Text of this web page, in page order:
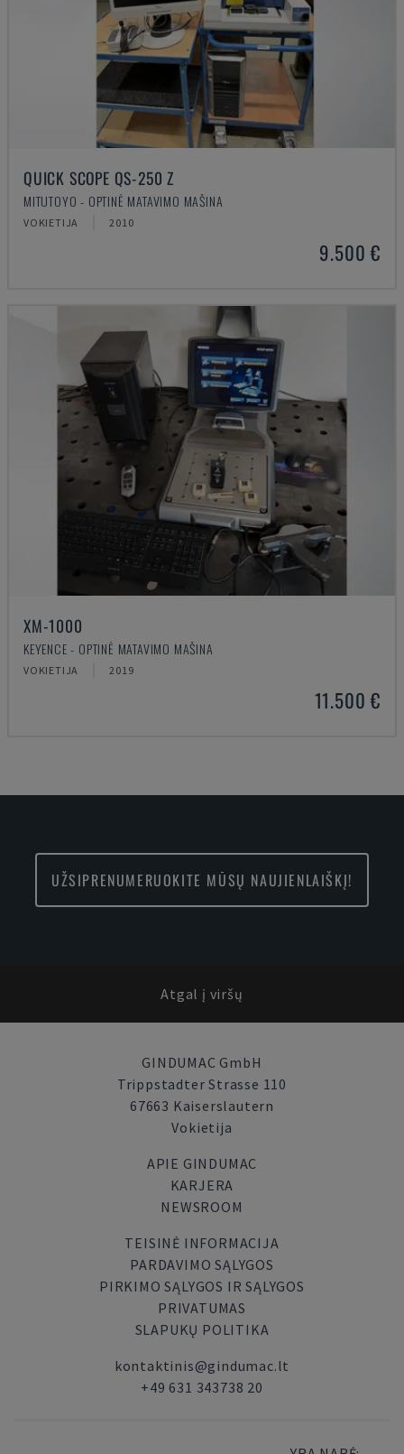
QUICK SCOPE QS-250 Z
MITUTOYO - OPTINĖ MATAVIMO MAŠINA
VOKIETIJA 2010
9.500 €
XM-1000
KEYENCE - OPTINĖ MATAVIMO MAŠINA
VOKIETIJA 2019
11.500 €
UŽSIPRENUMERUOKITE MŪSŲ NAUJIENLAIŠKĮ!
Atgal į viršų
GINDUMAC GmbH
Trippstadter Strasse 110
67663 Kaiserslautern
Vokietija
APIE GINDUMAC
KARJERA
NEWSROOM
TEISINĖ INFORMACIJA
PARDAVIMO SĄLYGOS
PIRKIMO SĄLYGOS IR SĄLYGOS
PRIVATUMAS
SLAPUKŲ POLITIKA
kontaktinis@gindumac.lt
+49 631 343738 20